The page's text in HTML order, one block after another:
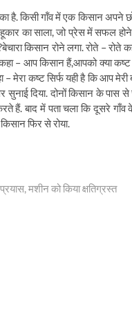
किसी गॉंव में एक किसान
का साला, जो प्रेस में
किसान रोने लगा. रोते –
– आप किसान हैं,आपको क्या
– मेरा कष्ट सिर्फ यही है कि आप
दिया. दोनों किसान के पास से
हैं. बाद में पता चला कि दूसरे
फिर से रोया.
मशीन को किया क्षतिग्रस्त